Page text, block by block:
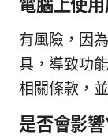
電腦上使
有風險，因
具，導致功
相關條款，
是否會影